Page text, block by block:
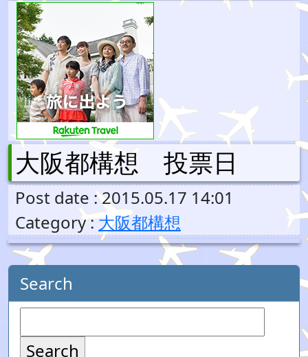
大阪都構想 投票日
Post date : 2015.05.17 14:01
Category : 大阪都構想
Search
Search